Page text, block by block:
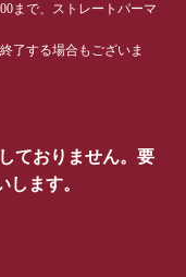
まで、ストレートパーマ
了する場合もございま
ておりません。要
ます。